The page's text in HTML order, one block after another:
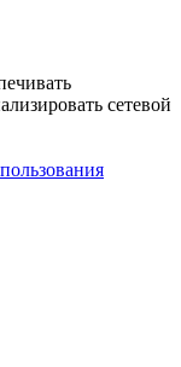
сетевой